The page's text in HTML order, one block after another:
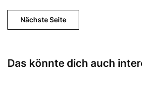
Nächste Seite
Das könnte dich auch